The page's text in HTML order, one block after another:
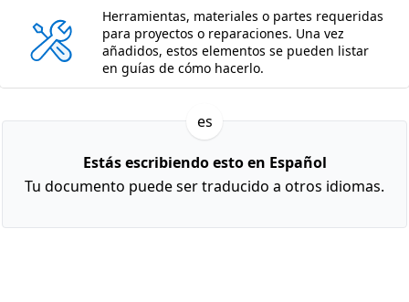
Herramientas, materiales o partes requeridas
para proyectos o reparaciones. Una vez
añadidos, estos elementos se pueden listar
en guías de cómo hacerlo.
es
Estás escribiendo esto en Español
Tu documento puede ser traducido a otros idiomas.